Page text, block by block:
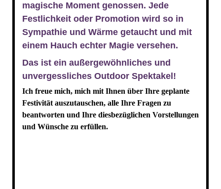
magische Moment genossen. Jede
Festlichkeit oder Promotion wird so in
Sympathie und Wärme getaucht und mit
einem Hauch echter Magie versehen.
Das ist ein außergewöhnliches und
unvergessliches Outdoor Spektakel!
Ich freue mich, mich mit Ihnen über Ihre geplante
Festivität auszutauschen, alle Ihre Fragen zu
beantworten und Ihre diesbezüglichen Vorstellungen
und Wünsche zu erfüllen.